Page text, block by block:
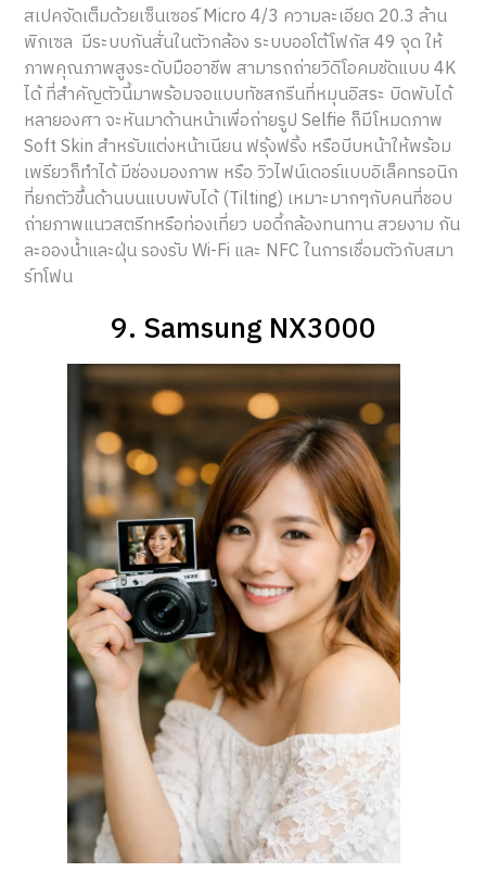
สเปคจัดเต็มด้วยเซ็นเซอร์ Micro 4/3 ความละเอียด 20.3 ล้าน
พิกเซล มีระบบกันสั่นในตัวกล้อง ระบบออโต้โฟกัส 49 จุด ให้
ภาพคุณภาพสูงระดับมืออาชีพ สามารถถ่ายวิดิโอคมชัดแบบ 4K
ได้ ที่สำคัญตัวนี้มาพร้อมจอแบบทัชสกรีนที่หมุนอิสระ บิดพับได้
หลายองศา จะหันมาด้านหน้าเพื่อถ่ายรูป Selfie ก็มีโหมดภาพ
Soft Skin สำหรับแต่งหน้าเนียน ฟรุ้งฟริ้ง หรือบีบหน้าให้พร้อม
เพรียวก็ทำได้ มีช่องมองภาพ หรือ วิวไฟน์เดอร์แบบอิเล็คทรอนิก
ที่ยกตัวขึ้นด้านบนแบบพับได้ (Tilting) เหมาะมากๆกับคนที่ชอบ
ถ่ายภาพแนวสตรีทหรือท่องเที่ยว บอดี้กล้องทนทาน สวยงาม กัน
ละอองน้ำและฝุ่น รองรับ Wi-Fi และ NFC ในการเชื่อมตัวกับสมา
ร์ทโฟน
9. Samsung NX3000